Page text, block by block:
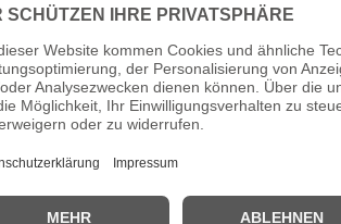
Haube bis hin zum
ist jedes Bauteil auf maximale
im Detail:
Tech-Haube:
Kraftverteilung beim Aufprall zu
Speziell gefertigt für überragende